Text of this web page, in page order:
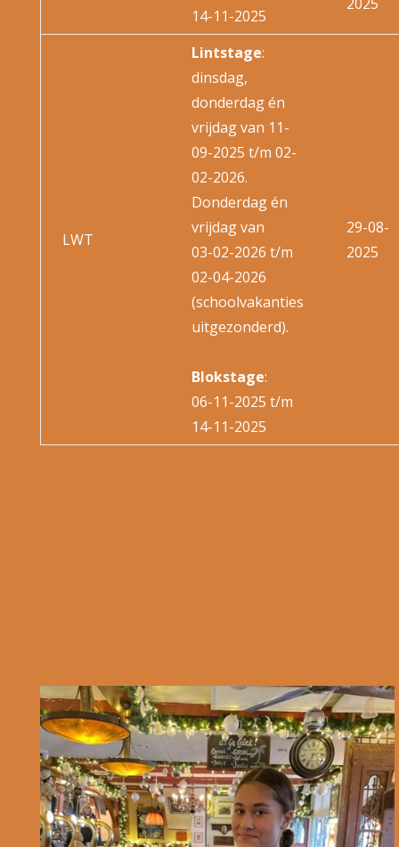
14-11-2025
LWT
Lintstage:
dinsdag,
donderdag én
vrijdag van 11-
09-2025 t/m 02-
02-2026.
Donderdag én
vrijdag van
03-02-2026 t/m
02-04-2026
(schoolvakanties
uitgezonderd).
Blokstage:
06-11-2025 t/m
14-11-2025
29-08-
2025